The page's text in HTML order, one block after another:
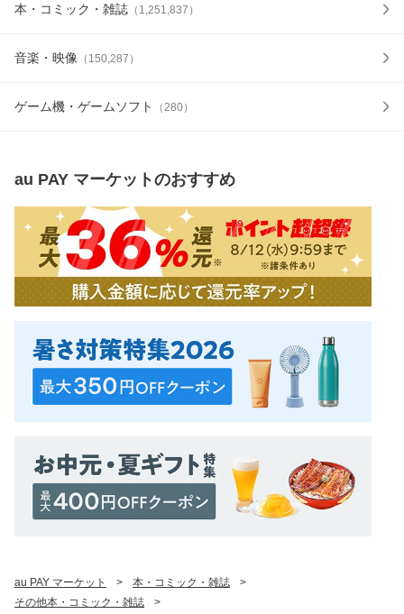
本・コミック・雑誌 （ 1,251,837 ）
音楽・映像 （ 150,287 ）
ゲーム機・ゲームソフト （280）
au PAY マーケットのおすすめ
au PAY マーケット > 本・コミック・雑誌
>
その他本・コミック・雑誌
>